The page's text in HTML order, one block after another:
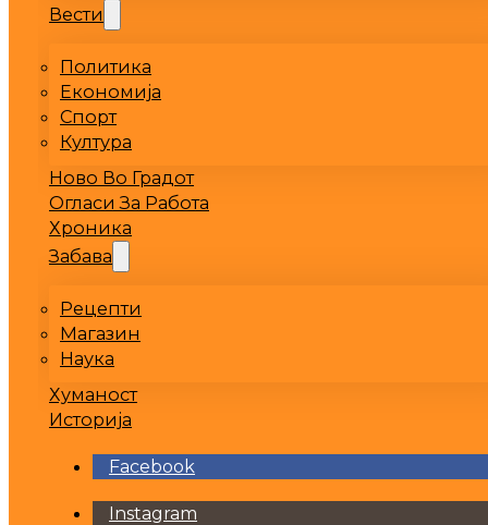
Вести
Политика
Економија
Спорт
Култура
Ново Во Градот
Огласи За Работа
Хроника
Забава
Рецепти
Магазин
Наука
Хуманост
Историја
Facebook
Instagram